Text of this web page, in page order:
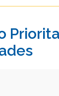
Estudios